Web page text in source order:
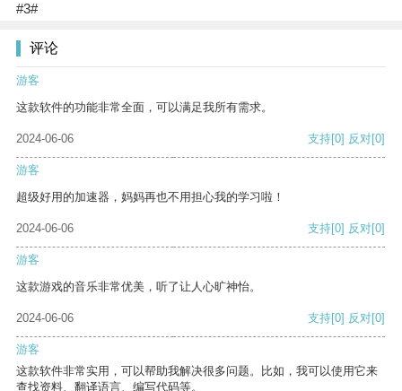
#3#
评论
游客
这款软件的功能非常全面，可以满足我所有需求。
2024-06-06 支持[0] 反对[0]
游客
超级好用的加速器，妈妈再也不用担心我的学习啦！
2024-06-06 支持[0] 反对[0]
游客
这款游戏的音乐非常优美，听了让人心旷神怡。
2024-06-06 支持[0] 反对[0]
游客
这款软件非常实用，可以帮助我解决很多问题。比如，我可以使用它来
查找资料、翻译语言、编写代码等。